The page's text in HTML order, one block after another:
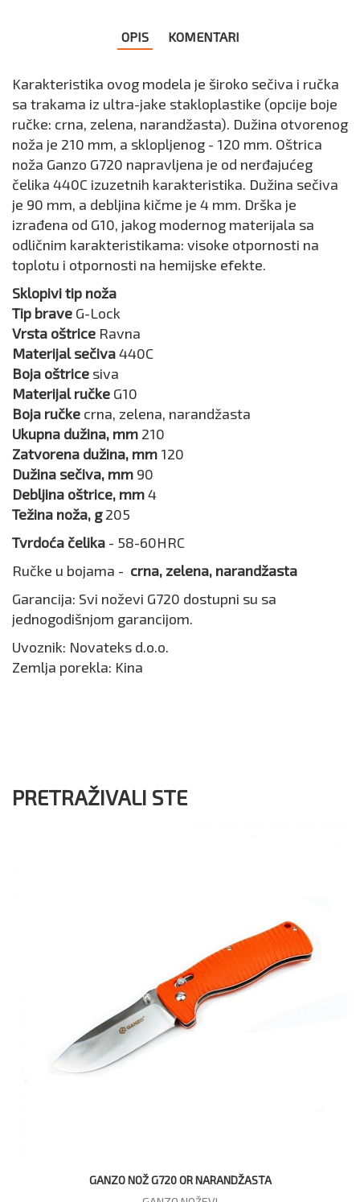
OPIS KOMENTARI
Karakteristika ovog modela je široko sečiva i ručka
sa trakama iz ultra-jake stakloplastike (opcije boje
ručke: crna, zelena, narandžasta). Dužina otvorenog
noža je 210 mm, a sklopljenog - 120 mm. Oštrica
noža Ganzo G720 napravljena je od nerđajućeg
čelika 440C izuzetnih karakteristika. Dužina sečiva
je 90 mm, a debljina kičme je 4 mm. Drška je
izrađena od G10, jakog modernog materijala sa
odličnim karakteristikama: visoke otpornosti na
toplotu i otpornosti na hemijske efekte.
Sklopivi tip noža
Tip brave G-Lock
Vrsta oštrice Ravna
Materijal sečiva440C
Boja oštrice siva
Materijal ručke G10
Boja ručke crna, zelena, narandžasta
Ukupna dužina, mm 210
Zatvorena dužina, mm 120
Dužina sečiva, mm 90
Debljina oštrice, mm4
Težina noža, g205
Tvrdoća čelika - 58-60HRC
Ručke u bojama - crna, zelena, narandžasta
Garancija: Svi noževi G720 dostupni su sa
jednogodišnjom garancijom.
Uvoznik: Novateks d.o.o.
Zemlja porekla: Kina
PRETRAŽIVALI STE
GANZO NOŽ G720 OR NARANDŽASTA